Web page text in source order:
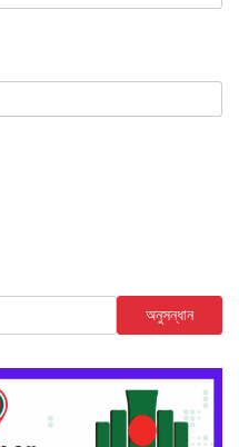
অনুসন্ধান